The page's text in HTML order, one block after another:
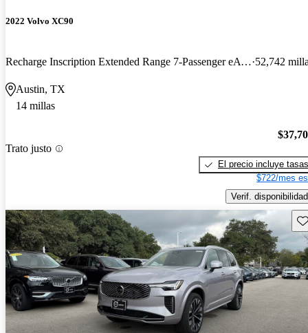
2022 Volvo XC90
Recharge Inscription Extended Range 7-Passenger eAWD 52,742
Austin, TX
14 millas
Trato justo
El precio incluye tasas
$722/mes
Verif. disponibilidad